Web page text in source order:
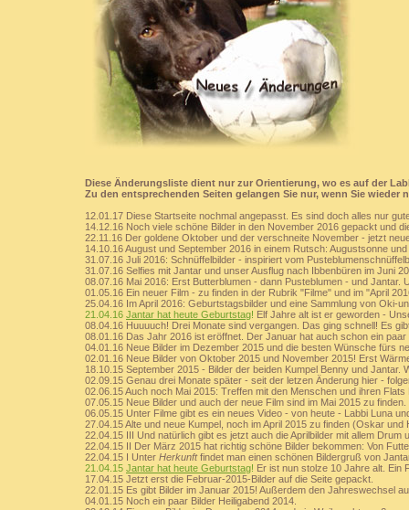
Diese Änderungsliste dient nur zur Orientierung, wo es auf der
Zu den entsprechenden Seiten gelangen Sie nur, wenn Sie
12.01.17 Diese Startseite nochmal angepasst. Es sind doch alles nur
14.12.16 Noch viele schöne Bilder in den November 2016 gepackt und
22.11.16 Der goldene Oktober und der verschneite November - jetzt
14.10.16 August und September 2016 in einem Rutsch: Augustsonne
31.07.16 Juli 2016: Schnüffelbilder - inspiriert vom
31.07.16 Selfies mit Jantar und unser Ausflug nach Ibbenbüren im Juni
08.07.16 Mai 2016: Erst Butterblumen - dann Pusteblumen - und Jantar.
01.05.16 Ein neuer Film - zu finden in der Rubrik "Filme" und im "April
25.04.16 Im April 2016: Geburtstagsbilder und eine Sammlung von Oki-
21.04.16 Jantar hat heute Geburtstag! Elf Jahre alt ist er geworden -
08.04.16 Huuuuch! Drei Monate sind vergangen. Das ging schnell! Es
08.01.16 Das Jahr 2016 ist eröffnet. Der Januar hat auch schon ein paar
04.01.16 Neue Bilder im Dezember 2015 und die besten Wünsche fürs
02.01.16 Neue Bilder von Oktober 2015 und November 2015! Erst
18.10.15 September 2015 - Bilder der beiden Kumpel Benny und Jantar.
02.09.15 Genau drei Monate später - seit der letzen Änderung hier -
02.06.15 Auch noch Mai 2015: Treffen mit den Menschen und ihren
07.05.15 Neue Bilder und auch der neue Film sind im Mai 2015 zu finden.
06.05.15 Unter Filme gibt es ein neues Video - von heute - Labbi Luna
27.04.15 Alte und neue Kumpel, noch im April 2015 zu finden (Oskar und
22.04.15 III Und natürlich gibt es jetzt auch die Aprilbilder mit allem
22.04.15 II Der März 2015 hat richtig schöne Bilder bekommen: Von
22.04.15 I Unter Herkunftfindet man einen schönen Bildergruß von
21.04.15 Jantar hat heute Geburtstag! Er ist nun stolze 10 Jahre alt. Ein
17.04.15 Jetzt erst die Februar-2015-Bilder auf die Seite gepackt.
22.01.15 Es gibt Bilder im Januar 2015! Außerdem den Jahreswechsel
04.01.15 Noch ein paar Bilder Heiligabend 2014.